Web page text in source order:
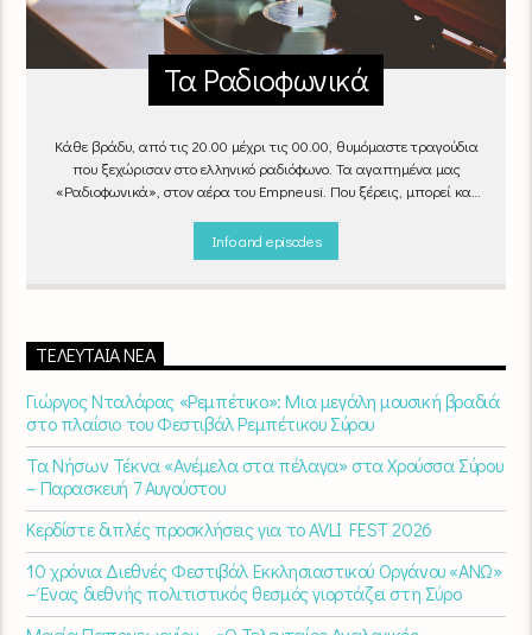
Τα Ραδιοφωνικά
Κάθε βράδυ, από τις 20.00 μέχρι τις 00.00, θυμόμαστε τραγούδια
που ξεχώρισαν στο ελληνικό ραδιόφωνο. Τα αγαπημένα μας
«Ραδιοφωνικά», στον αέρα του Empneusi. Που ξέρεις, μπορεί και
:00 – 00:00στονEmpneusi 107 FM
Info and episodes
ΤΕΛΕΥΤΑΊΑ ΝΈΑ
Γιώργος Νταλάρας «Ρεμπέτικο»: Μια μεγάλη μουσική βραδιά
στο πλαίσιο του Φεστιβάλ Ρεμπέτικου Σύρου
Τα Νήσων Τέκνα «Ανέμελα στα πέλαγα» στα Χρούσσα Σύρου
– Παρασκευή 7 Αυγούστου
Κερδίστε διπλές προσκλήσεις για το AVLI FEST 2026
10 χρόνια Διεθνές Φεστιβάλ Εκκλησιαστικού Οργάνου «ΑΝΩ»
– Ένας διεθνής πολιτιστικός θεσμός γιορτάζει στη Σύρο​